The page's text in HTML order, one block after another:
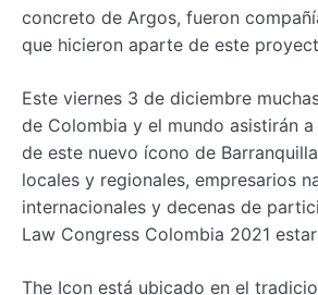
concreto de Argos, fueron
que hicieron aparte de este
Este viernes 3 de diciembre
de Colombia y el mundo asistirán
de este nuevo ícono de
locales y regionales, empresarios
internacionales y decenas de
Law Congress Colombia 2021
The Icon está ubicado en el